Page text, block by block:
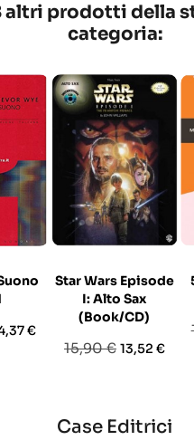
altri prodotti della
categoria:
€
Star Wars Episode
I: Alto Sax
(Book/CD)
Prezzo
15,90 € Prezzo
13,52 €
Case Editrici